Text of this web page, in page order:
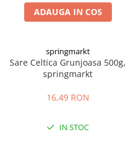
Articulatii sanatoase
Cardiovasculare
Imunitate
Memorie
Produse sanatate sexuala
Produse pentru Ea
Uleiuri alimentare
Ulei CBD
Produse instant
ADAUGA IN COS
springmarkt
Sare Celtica Grunjoasa 500g,
springmarkt
16,49 RON
IN STOC